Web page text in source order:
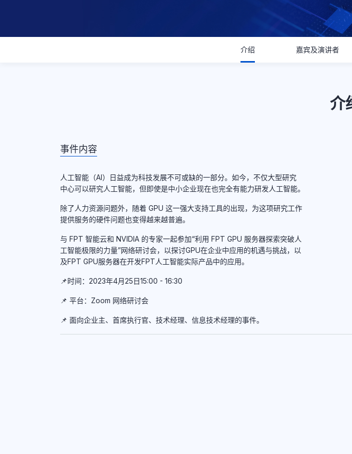
介绍 嘉宾及演讲者
介
事件内容
人工智能（AI）日益成为科技发展不可或缺的一部分。如今，不仅大型研究
中心可以研究人工智能，但即使是中小企业现在也完全有能力研发人工智能。
除了人力资源问题外，随着 GPU 这一强大支持工具的出现，为这项研究工作
提供服务的硬件问题也变得越来越普遍。
与 FPT 智能云和 NVIDIA 的专家一起参加“利用 FPT GPU 服务器探索突破人
工智能极限的力量”网络研讨会，以探讨GPU在企业中应用的机遇与挑战，以
及FPT GPU服务器在开发FPT人工智能实际产品中的应用。
📌时间：2023年4月25日15:00 - 16:30
📌 平台：Zoom 网络研讨会
📌 面向企业主、首席执行官、技术经理、信息技术经理的事件。